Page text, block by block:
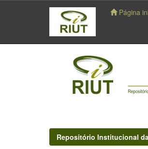
navigation
Página
Repositório Institucional